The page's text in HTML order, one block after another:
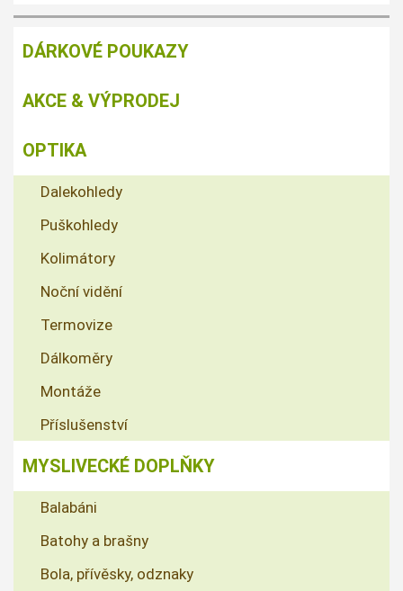
DÁRKOVÉ POUKAZY
AKCE & VÝPRODEJ
OPTIKA
Dalekohledy
Puškohledy
Kolimátory
Noční vidění
Termovize
Dálkoměry
Montáže
Příslušenství
MYSLIVECKÉ DOPLŇKY
Balabáni
Batohy a brašny
Bola, přívěsky, odznaky